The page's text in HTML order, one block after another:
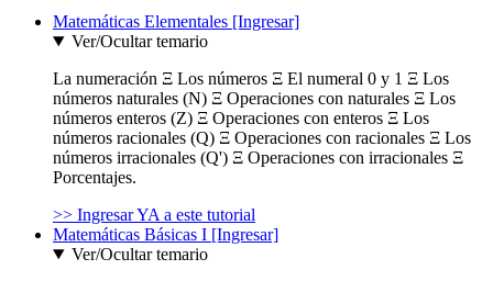
Matemáticas Elementales [Ingresar]
Ver/Ocultar temario
La numeración Ξ Los números Ξ El numeral 0 y 1 Ξ Los
números naturales (N) Ξ Operaciones con naturales Ξ Los
números enteros (Z) Ξ Operaciones con enteros Ξ Los
números racionales (Q) Ξ Operaciones con racionales Ξ Los
números irracionales (Q') Ξ Operaciones con irracionales Ξ
Porcentajes.
>> Ingresar YA a este tutorial
Matemáticas Básicas I [Ingresar]
Ver/Ocultar temario